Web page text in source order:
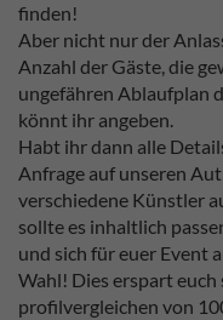
finden!
Aber nicht nur der
Anzahl der Gäste, die
ungefähren Ablaufplan
könnt ihr angeben.
Habt ihr dann alle
Anfrage auf unseren
verschiedene Künstler
sollte es inhaltlich
und sich für euer Event
Wahl! Dies erspart
profilvergleichen von